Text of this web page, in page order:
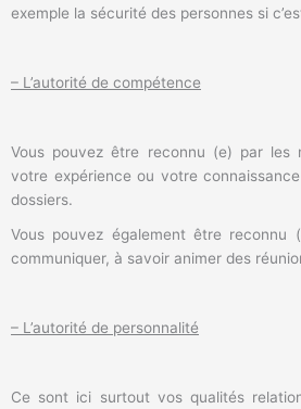
exemple la sécurité des personnes si
– L’autorité de compétence
Vous pouvez être reconnu (e) par les
votre expérience ou votre
dossiers.
Vous pouvez également être
communiquer, à savoir animer des
– L’autorité de personnalité
Ce sont ici surtout vos qualités